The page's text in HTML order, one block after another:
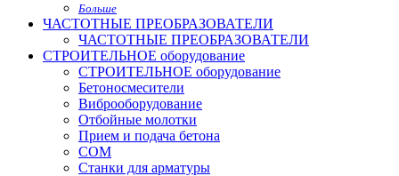
Больше
ЧАСТОТНЫЕ ПРЕОБРАЗОВАТЕЛИ
ЧАСТОТНЫЕ ПРЕОБРАЗОВАТЕЛИ
СТРОИТЕЛЬНОЕ оборудование
СТРОИТЕЛЬНОЕ оборудование
Бетоносмесители
Виброоборудование
Отбойные молотки
Прием и подача бетона
СОМ
Станки для арматуры